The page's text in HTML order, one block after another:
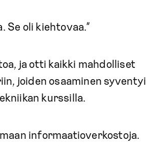
Se oli kiehtovaa.”
ja otti kaikki mahdolliset
joiden osaaminen syventyi
kurssilla.
informaatioverkostoja.